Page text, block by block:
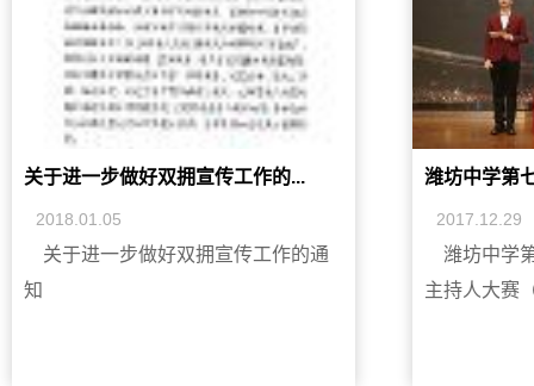
关于进一步做好双拥宣传工作的...
2018.01.05
关于进一步做好双拥宣传工作的通
知
潍坊中学第
2017.12.29
潍坊中学
主持人大赛